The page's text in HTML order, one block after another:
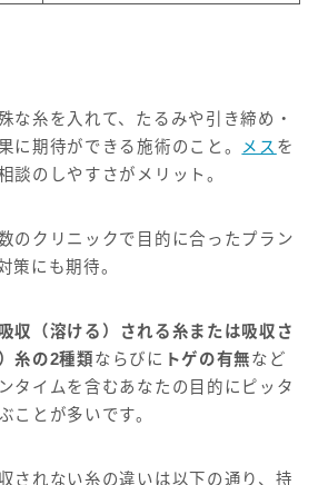
な糸を入れて、たるみや引き締め・
に期待ができる施術のこと。
メス を
談のしやすさがメリット。
のクリニックで目的に合ったプラン
策にも期待。
収（溶ける）される糸または吸収さ
糸の2種類ならびに トゲの有無など
タイムを含むあなたの目的にピッタ
ことが多いです。
されない糸の違いは以下の通り、持